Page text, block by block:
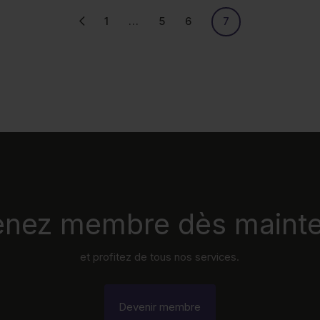
1 … 5 6 7
membre dès
et profitez de tous nos services.
Devenir membre